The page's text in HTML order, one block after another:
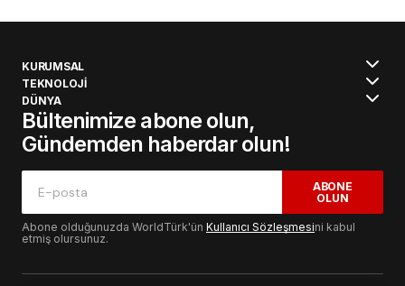
KURUMSAL
TEKNOLOJİ
DÜNYA
Bültenimize abone olun,
Gündemden haberdar olun!
ABONE
OLUN
Abone olduğunuzda WorldTürk'ün Kullanıcı Sözleşmesini kabul
etmiş olursunuz.